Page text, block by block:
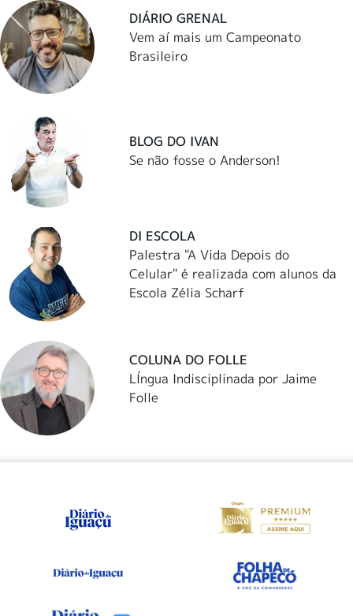
DIÁRIO GRENAL
Vem aí mais um Campeonato
Brasileiro
BLOG DO IVAN
Se não fosse o Anderson!
DI ESCOLA
Palestra "A Vida Depois do
Celular" é realizada com alunos da
Escola Zélia Scharf
COLUNA DO FOLLE
LÍngua Indisciplinada por Jaime
Folle